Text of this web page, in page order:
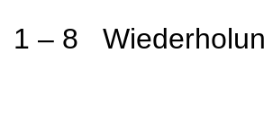
1 – 8